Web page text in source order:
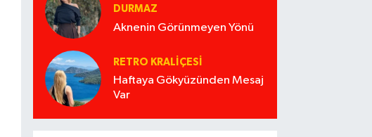
DURMAZ
Aknenin Görünmeyen Yönü
RETRO KRALIÇESI
Haftaya Gökyüzünden Mesaj
Var